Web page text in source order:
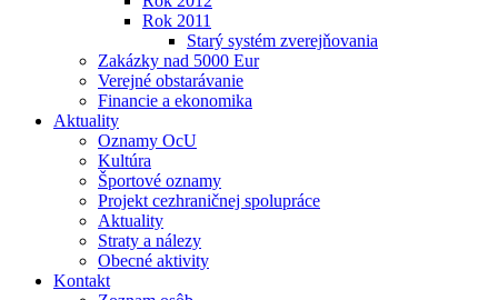
Rok 2011
Starý systém zverejňovania
Zakázky nad 5000 Eur
Verejné obstarávanie
Financie a ekonomika
Aktuality
Oznamy OcU
Kultúra
Športové oznamy
Projekt cezhraničnej spolupráce
Aktuality
Straty a nálezy
Obecné aktivity
Kontakt